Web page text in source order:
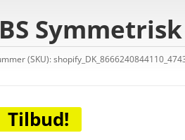
(SKU):
Tilbud!